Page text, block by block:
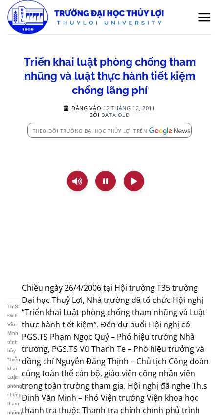
qua
nội
Triển khai luật phòng chống tham
nhũng và luật thực hành tiết kiệm
chống lãng phí
ĐĂNG VÀO 12 THÁNG 12, 2011
BỞI DATA OLD
THEO DÕI TRƯỜNG ĐẠI HỌC THỦY LỢI TRÊN
Th.S
Đinh
Văn
Minh
trình
bày
“Triển
khai
Luật
phòng
chống
tham
nhũng
Chiều ngày 26/4/2006 tại Hội trường T35 trường
Đại học Thuỷ Lợi, Nhà trường đã tổ chức Hội nghị
“Triển khai Luật phòng chống tham nhũng và Luật
thực hành tiết kiệm”. Đến dự buổi Hội nghị có
PGS.TS Phạm Ngọc Quý – Phó hiệu trưởng Nhà
trường, PGS.TS Vũ Thanh Te – Phó hiệu trưởng và
đồng chí Nguyễn Đăng Thịnh – Chủ tịch Công đoàn
cùng toàn thể cán bộ, giáo viên công nhân viên
trong toàn trường tham gia. Hội nghị đã nghe Th.s
Đinh Văn Minh – Phó Viện trưởng Viện khoa học
thanh tra thuộc Thanh tra chính chính phủ trình